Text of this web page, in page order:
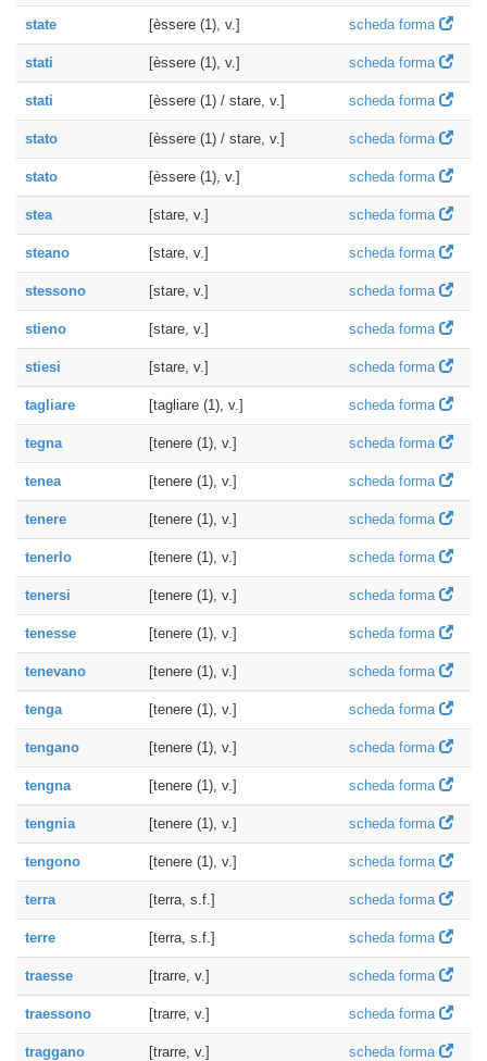
state [èssere (1), v.] scheda forma
stati [èssere (1), v.] scheda forma
stati [èssere (1) / stare, v.] scheda forma
stato [èssere (1) / stare, v.] scheda forma
stato [èssere (1), v.] scheda forma
stea [stare, v.] scheda forma
steano [stare, v.] scheda forma
stessono [stare, v.] scheda forma
stieno [stare, v.] scheda forma
stiesi [stare, v.] scheda forma
tagliare [tagliare (1), v.] scheda forma
tegna [tenere (1), v.] scheda forma
tenea [tenere (1), v.] scheda forma
tenere [tenere (1), v.] scheda forma
tenerlo [tenere (1), v.] scheda forma
tenersi [tenere (1), v.] scheda forma
tenesse [tenere (1), v.] scheda forma
tenevano [tenere (1), v.] scheda forma
tenga [tenere (1), v.] scheda forma
tengano [tenere (1), v.] scheda forma
tengna [tenere (1), v.] scheda forma
tengnia [tenere (1), v.] scheda forma
tengono [tenere (1), v.] scheda forma
terra [terra, s.f.] scheda forma
terre [terra, s.f.] scheda forma
traesse [trarre, v.] scheda forma
traessono [trarre, v.] scheda forma
traggano [trarre, v.] scheda forma